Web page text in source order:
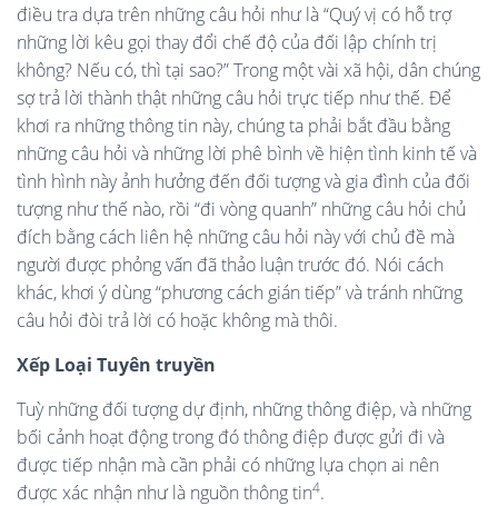
điều tra dựa trên những câu hỏi như là “Quý vị có hỗ trợ
những lời kêu gọi thay đổi chế độ của đối lập chính trị
không? Nếu có, thì tại sao?” Trong một vài xã hội, dân chúng
sợ trả lời thành thật những câu hỏi trực tiếp như thế. Để
khơi ra những thông tin này, chúng ta phải bắt đầu bằng
những câu hỏi và những lời phê bình về hiện tình kinh tế và
tình hình này ảnh hưởng đến đối tượng và gia đình của đối
tượng như thế nào, rồi “đi vòng quanh” những câu hỏi chủ
đích bằng cách liên hệ những câu hỏi này với chủ đề mà
người được phỏng vấn đã thảo luận trước đó. Nói cách
khác, khơi ý dùng “phương cách gián tiếp” và tránh những
câu hỏi đòi trả lời có hoặc không mà thôi.
Xếp Loại Tuyên truyền
Tuỳ những đối tượng dự định, những thông điệp, và những
bối cảnh hoạt động trong đó thông điệp được gửi đi và
được tiếp nhận mà cần phải có những lựa chọn ai nên
được xác nhận như là nguồn thông tin4.